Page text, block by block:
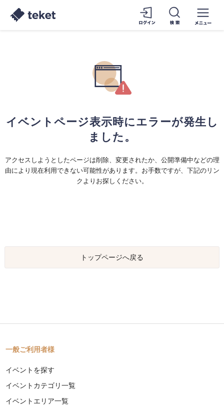
イベントページ表示時にエラーが発生し
ました。
アクセスしようとしたページは削除、変更されたか、公開準備中などの理
由により現在利用できない可能性があります。お手数ですが、下記のリン
クよりお探しください。
トップページへ戻る
一般ご利用者様
イベントを探す
イベントカテゴリ一覧
イベントエリア一覧